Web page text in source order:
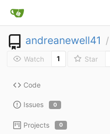
andreanewell41 /
Watch 1 Star
Code
Issues 0
Projects 0